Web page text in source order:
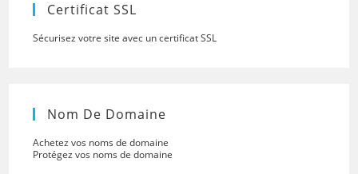
Certificat SSL
Sécurisez votre site avec un certificat SSL
Nom De Domaine
Achetez vos noms de domaine
Protégez vos noms de domaine